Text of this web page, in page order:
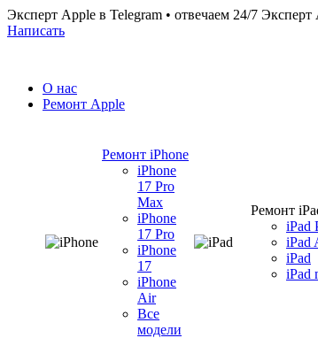
Эксперт Apple в Telegram • отвечаем 24/7 Эксперт
Написать
О нас
Ремонт Apple
Ремонт iPhone
iPhone
17 Pro
Max
iPhone
17 Pro
iPhone
17
iPhone
Air
Все
модели
Ремонт
iPad
iPad
iPad
iPad